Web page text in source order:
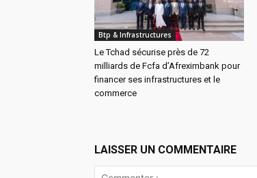
Btp & Infrastructures
Le Tchad sécurise près de 72
milliards de Fcfa d’Afreximbank pour
financer ses infrastructures et le
commerce
LAISSER UN COMMENTAIRE